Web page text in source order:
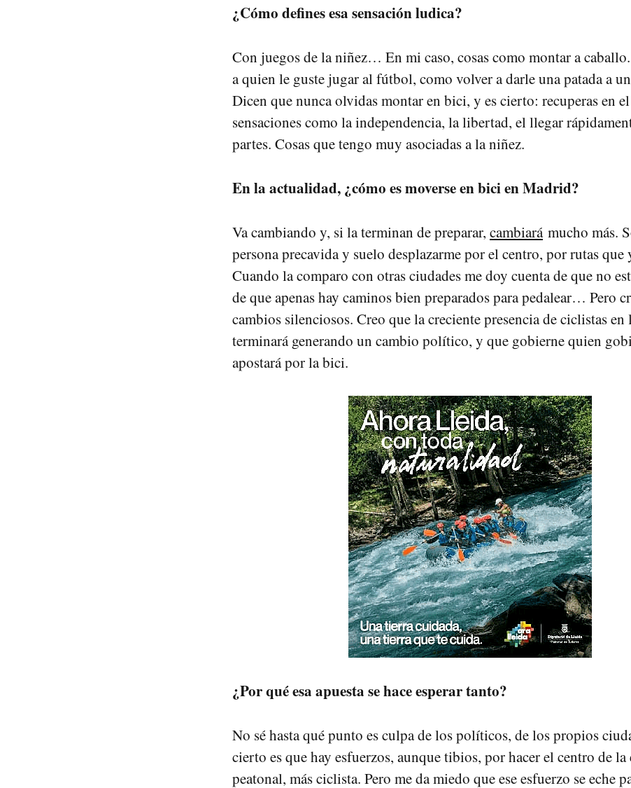
¿Cómo defines esa sensación ludica?
Con juegos de la niñez… En mi caso, cosas como montar a
a quien le guste jugar al fútbol, como volver a darle una patada a
Dicen que nunca olvidas montar en bici, y es cierto: recuperas en
sensaciones como la independencia, la libertad, el llegar
partes. Cosas que tengo muy asociadas a la niñez.
En la actualidad, ¿cómo es moverse en bici en Madrid?
Va cambiando y, si la terminan de preparar, cambiarámucho más.
persona precavida y suelo desplazarme por el centro, por rutas que
Cuando la comparo con otras ciudades me doy cuenta de que no
de que apenas hay caminos bien preparados para pedalear… Pero
cambios silenciosos. Creo que la creciente presencia de ciclistas en
terminará generando un cambio político, y que gobierne quien
apostará por la bici.
¿Por qué esa apuesta se hace esperar tanto?
No sé hasta qué punto es culpa de los políticos, de los propios
cierto es que hay esfuerzos, aunque tibios, por hacer el centro de la
peatonal, más ciclista. Pero me da miedo que ese esfuerzo se eche